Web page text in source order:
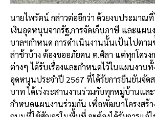
นายไพรัตน์ กล่าวต่ออีกว่า ด้วยงบประมาณที่
เงินอุดหนุนจากรัฐ,การจัดเก็บภาษี และแผ
บาลฯกำหนด การดำเนินงานนั้นเป้นไปตา
ล่าช้าบ้าง ต้องขออภัยคน ต.ศิลา แต่ทุกโครง
ต่างๆ ได้รับเรื่องและกำหนดไว้ในแผนงาน
อุดหนุนประจำปี 2567 ที่ได้รัยการยืนยันจัด
บาท ได้เร่งระสานงานร่วมกับทุกหมู่บ้านแล
กำหนดแผนงานร่วมกัน เพื่อพัฒนาโครงสร้